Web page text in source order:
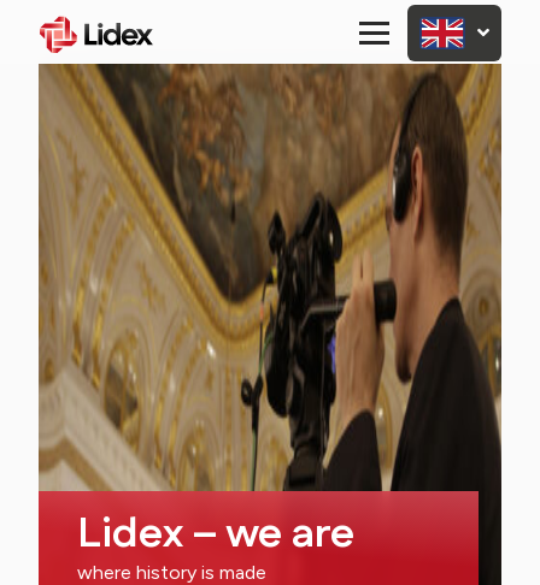
Primary
Menu
Lidex – we are
where history is made